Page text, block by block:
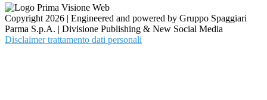
Copyright 2026 | Engineered and powered by Gruppo Spaggiari
Parma S.p.A. | Divisione Publishing & New Social Media
Disclaimer trattamento dati personali